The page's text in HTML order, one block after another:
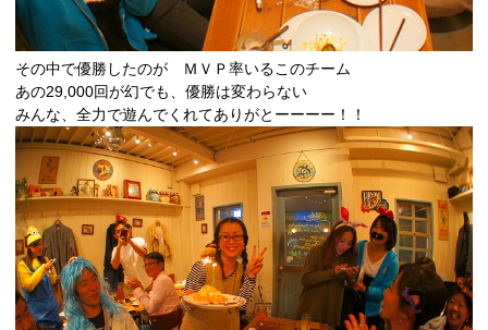
その中で優勝したのが ＭＶＰ率いるこのチーム
あの29,000回が幻でも、優勝は変わらない
みんな、全力で遊んでくれてありがとーーーー！！